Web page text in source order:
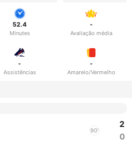
52.4
Minutes
-
Avaliação média
-
Assistências
-
Amarelo/Vermelho
90'
2
0